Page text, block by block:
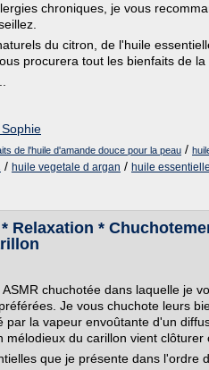
chroniques, je vous
du citron, de l'huile
procurera tout les bienfaits de la
de l'huile d'amande douce pour la peau /
/ huile vegetale d argan / huile
Relaxation *
chuchotée dans laquelle je
Je vous chuchote leurs
par la vapeur envoûtante d'un
mélodieux du carillon vient clôturer
que je présente dans l'ordre